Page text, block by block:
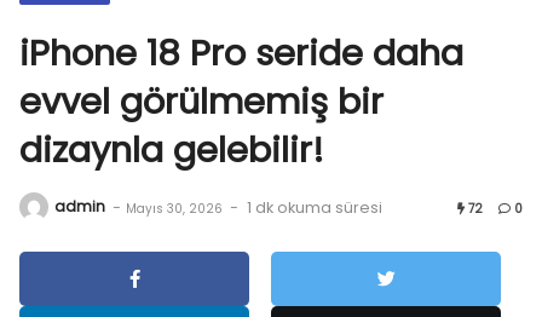
iPhone 18 Pro seride daha
evvel görülmemiş bir
dizaynla gelebilir!
admin - Mayıs 30, 2026 - 1 dk okuma süresi 72 0